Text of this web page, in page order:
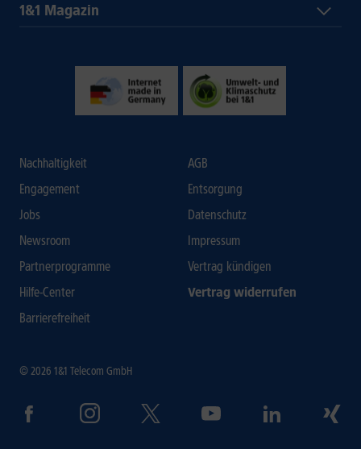
1&1 Magazin
Nachhaltigkeit
Engagement
Jobs
Newsroom
Partnerprogramme
Hilfe-Center
Barrierefreiheit
AGB
Entsorgung
Datenschutz
Impressum
Vertrag kündigen
Vertrag widerrufen
© 2026 1&1 Telecom GmbH